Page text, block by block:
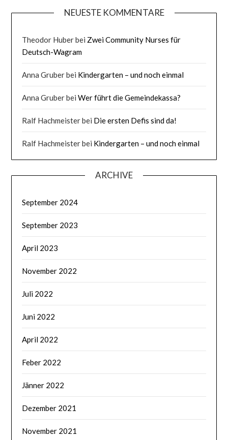
NEUESTE KOMMENTARE
Theodor Huberbei Zwei Community Nurses für
Deutsch-Wagram
Anna Gruberbei Kindergarten – und noch einmal
Anna GruberbeiWer führt die Gemeindekassa?
Ralf Hachmeisterbei Die ersten Defis sind da!
Ralf Hachmeisterbei Kindergarten – und noch einmal
ARCHIVE
September 2024
September 2023
April 2023
November 2022
Juli 2022
Juni 2022
April 2022
Feber 2022
Jänner 2022
Dezember 2021
November 2021